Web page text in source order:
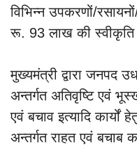
विभिन्न उपकरणों/
रू. 93 लाख की स्वीकृति
मुख्यमंत्री द्वारा जनपद
अन्तर्गत अतिवृष्टि एवं
एवं बचाव इत्यादि कार्यों
अन्तर्गत राहत एवं बचाब